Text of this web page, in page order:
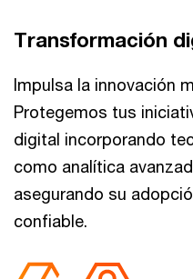
Transformación
Impulsa la innovación
Protegemos tus
digital incorporando
como analítica
asegurando su
confiable.